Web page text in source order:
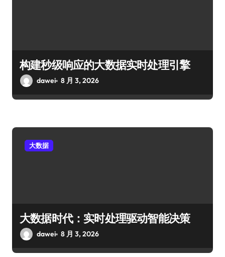
构建秒级响应的大数据实时处理引擎
dawei 8 月 3, 2026
大数据
大数据时代：实时处理驱动智能决策
dawei 8 月 3, 2026